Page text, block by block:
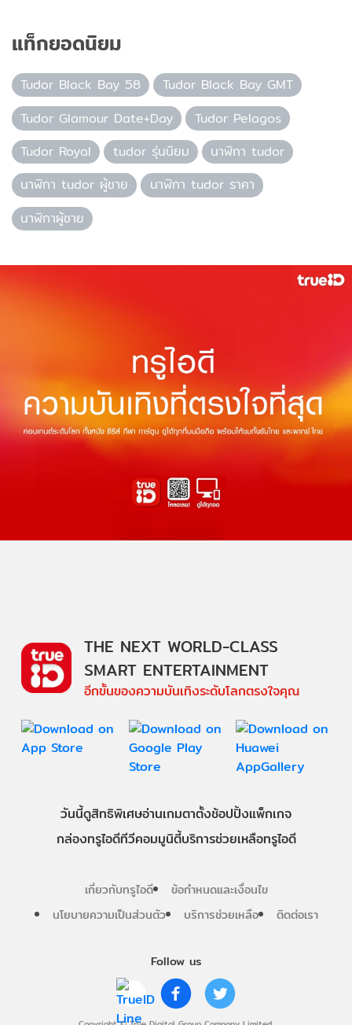
แท็กยอดนิยม
Tudor Black Bay 58
Tudor Black Bay GMT
Tudor Glamour Date+Day
Tudor Pelagos
Tudor Royal
tudor รุ่นนิยม
นาฬิกา tudor
นาฬิกา tudor ผู้ชาย
นาฬิกา tudor ราคา
นาฬิกาผู้ชาย
Follow us
THE NEXT WORLD-CLASS
SMART ENTERTAINMENT
อีกขั้นของความบันเทิงระดับโลกตรงใจคุณ
วันนี้ดูสิทธิพิเศษอ่านเกมตาตั้งช้อปปิ้งแพ็กเกจ
กล่องทรูไอดีทีวีคอมมูนิตี้บริการช่วยเหลือทรูไอดี
เกี่ยวกับทรูไอดี
ข้อกำหนดและเงื่อนไข
นโยบายความเป็นส่วนตัว
บริการช่วยเหลือ ติดต่อเรา